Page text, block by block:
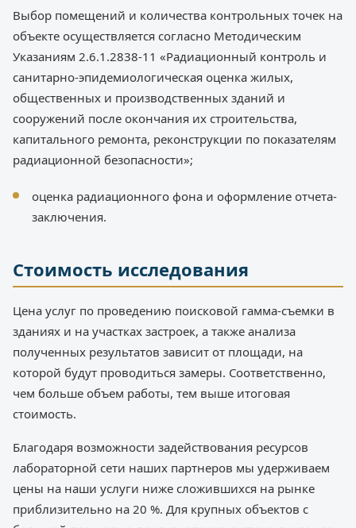
Выбор помещений и количества контрольных точек на
объекте осуществляется согласно Методическим
Указаниям 2.6.1.2838-11 «Радиационный контроль и
санитарно-эпидемиологическая оценка жилых,
общественных и производственных зданий и
сооружений после окончания их строительства,
капитального ремонта, реконструкции по показателям
радиационной безопасности»;
оценка радиационного фона и оформление отчета-
заключения.
Стоимость исследования
Цена услуг по проведению поисковой гамма-съемки в
зданиях и на участках застроек, а также анализа
полученных результатов зависит от площади, на
которой будут проводиться замеры. Соответственно,
чем больше объем работы, тем выше итоговая
стоимость.
Благодаря возможности задействования ресурсов
лабораторной сети наших партнеров мы удерживаем
цены на наши услуги ниже сложившихся на рынке
приблизительно на 20 %. Для крупных объектов с